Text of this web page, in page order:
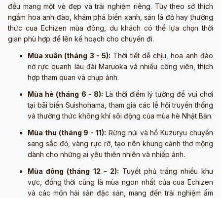
đều mang một vẻ đẹp và trải nghiệm riêng. Tùy theo sở thích
ngắm hoa anh đào, khám phá biển xanh, săn lá đỏ hay thưởng
thức cua Echizen mùa đông, du khách có thể lựa chọn thời
gian phù hợp để lên kế hoạch cho chuyến đi.
Mùa xuân (tháng 3 - 5): Thời tiết dễ chịu, hoa anh đào
nở rực quanh lâu đài Maruoka và nhiều công viên, thích
hợp tham quan và chụp ảnh.
Mùa hè (tháng 6 - 8): Là thời điểm lý tưởng để vui chơi
tại bãi biển Suishohama, tham gia các lễ hội truyền thống
và thưởng thức không khí sôi động của mùa hè Nhật Bản.
Mùa thu (tháng 9 - 11): Rừng núi và hồ Kuzuryu chuyển
sang sắc đỏ, vàng rực rỡ, tạo nên khung cảnh thơ mộng
dành cho những ai yêu thiên nhiên và nhiếp ảnh.
Mùa đông (tháng 12 - 2): Tuyết phủ trắng nhiều khu
vực, đồng thời cũng là mùa ngon nhất của cua Echizen
và các món hải sản đặc sản, mang đến trải nghiệm ẩm